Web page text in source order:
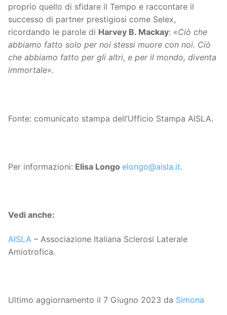
proprio quello di sfidare il Tempo e raccontare il
successo di partner prestigiosi come Selex,
ricordando le parole di Harvey B. Mackay: «Ciò che
abbiamo fatto solo per noi stessi muore con noi. Ciò
che abbiamo fatto per gli altri, e per il mondo, diventa
immortale».
Fonte: comunicato stampa dell’Ufficio Stampa AISLA.
Per informazioni: Elisa Longo elongo@aisla.it.
Vedi anche:
AISLA – Associazione Italiana Sclerosi Laterale
Amiotrofica.
Ultimo aggiornamento il 7 Giugno 2023 da Simona